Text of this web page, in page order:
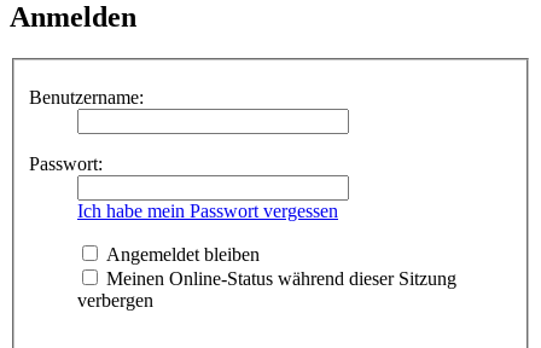
Anmelden
Benutzername:
Passwort:
Ich habe mein Passwort vergessen
Angemeldet bleiben
Meinen Online-Status während dieser Sitzung
verbergen